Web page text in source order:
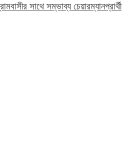
সাথে সম্ভাব্য চেয়ারম্যানপ্রার্থী